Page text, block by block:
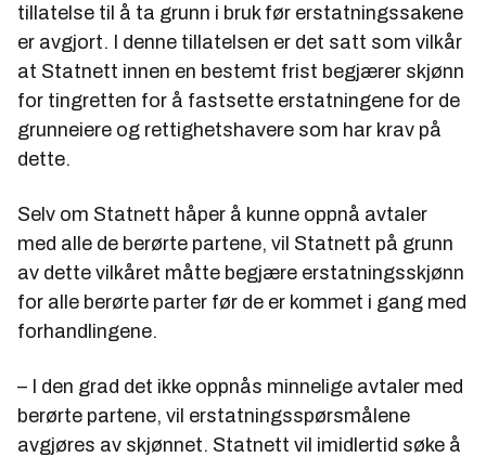
tillatelse til å ta grunn i bruk før erstatningssakene
er avgjort. I denne tillatelsen er det satt som vilkår
at Statnett innen en bestemt frist begjærer skjønn
for tingretten for å fastsette erstatningene for de
grunneiere og rettighetshavere som har krav på
dette.
Selv om Statnett håper å kunne oppnå avtaler
med alle de berørte partene, vil Statnett på grunn
av dette vilkåret måtte begjære erstatningsskjønn
for alle berørte parter før de er kommet i gang med
forhandlingene.
– I den grad det ikke oppnås minnelige avtaler med
berørte partene, vil erstatningsspørsmålene
avgjøres av skjønnet. Statnett vil imidlertid søke å